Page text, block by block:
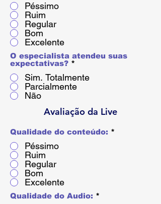
Péssimo
Ruim
Regular
Bom
Excelente
O especialista atendeu suas
expectativas? *
Sim. Totalmente
Parcialmente
Não
Avaliação da Live
Qualidade do conteúdo: *
Péssimo
Ruim
Regular
Bom
Excelente
Qualidade do Audio: *